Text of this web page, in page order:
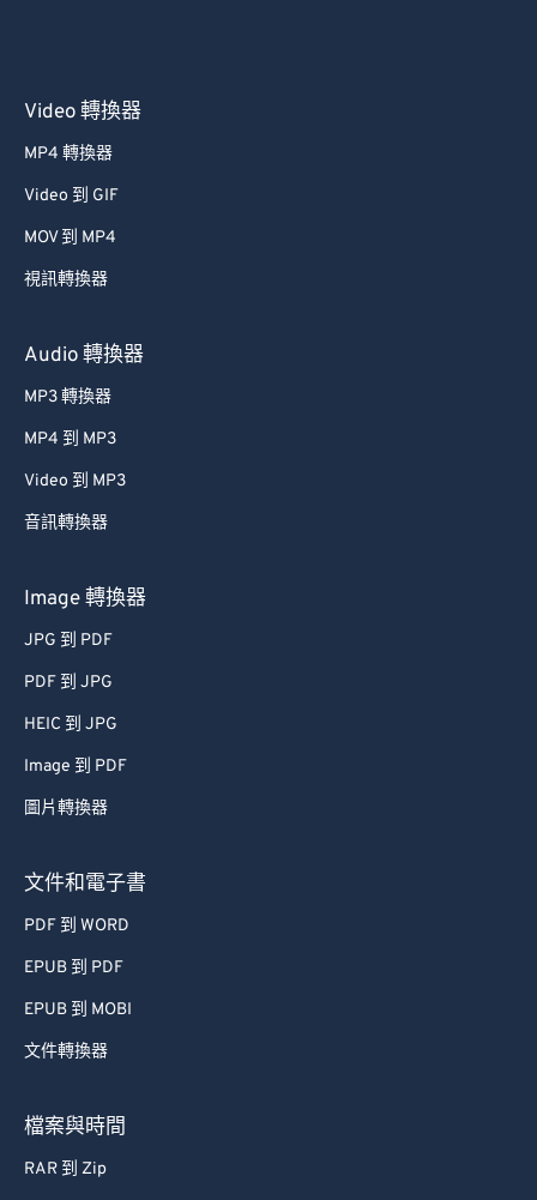
Video 轉換器
MP4 轉換器
Video 到 GIF
MOV 到 MP4
視訊轉換器
Audio 轉換器
MP3 轉換器
MP4 到 MP3
Video 到 MP3
音訊轉換器
Image 轉換器
JPG 到 PDF
PDF 到 JPG
HEIC 到 JPG
Image 到 PDF
圖片轉換器
文件和電子書
PDF 到 WORD
EPUB 到 PDF
EPUB 到 MOBI
文件轉換器
檔案與時間
RAR 到 Zip